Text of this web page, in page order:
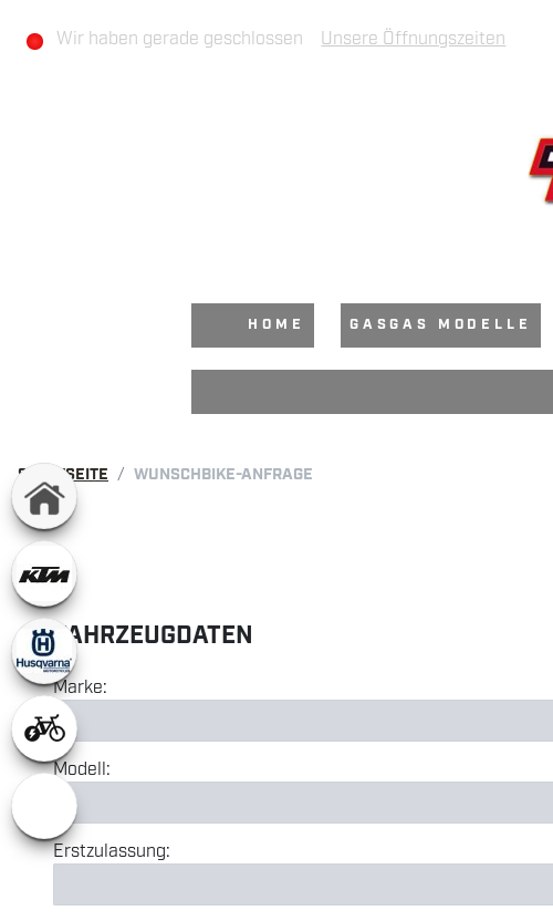
Wir haben gerade geschlossen Unsere Öffnungszeiten
HOME GASGAS MODELLE
STARTSEITE WUNSCHBIKE-ANFRAGE
FAHRZEUGDATEN
Marke:
Modell:
Erstzulassung: